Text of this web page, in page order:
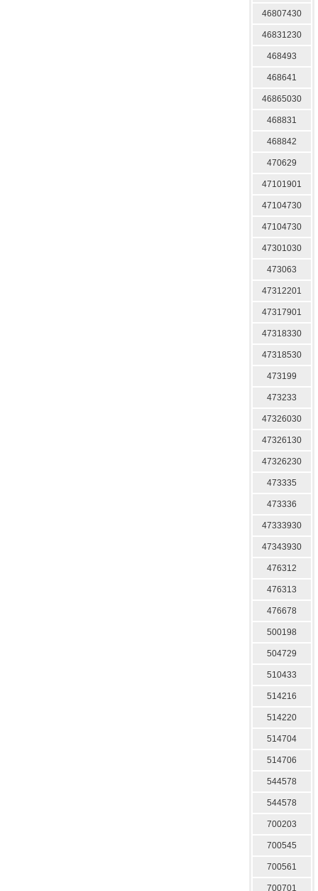
46807430
46831230
468493
468641
46865030
468831
468842
470629
47101901
47104730
47104730
47301030
473063
47312201
47317901
47318330
47318530
473199
473233
47326030
47326130
47326230
473335
473336
47333930
47343930
476312
476313
476678
500198
504729
510433
514216
514220
514704
514706
544578
544578
700203
700545
700561
700701